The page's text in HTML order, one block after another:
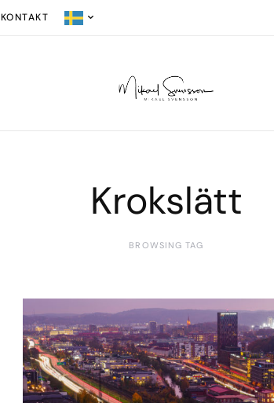
KONTAKT
Krokslätt
BROWSING TAG